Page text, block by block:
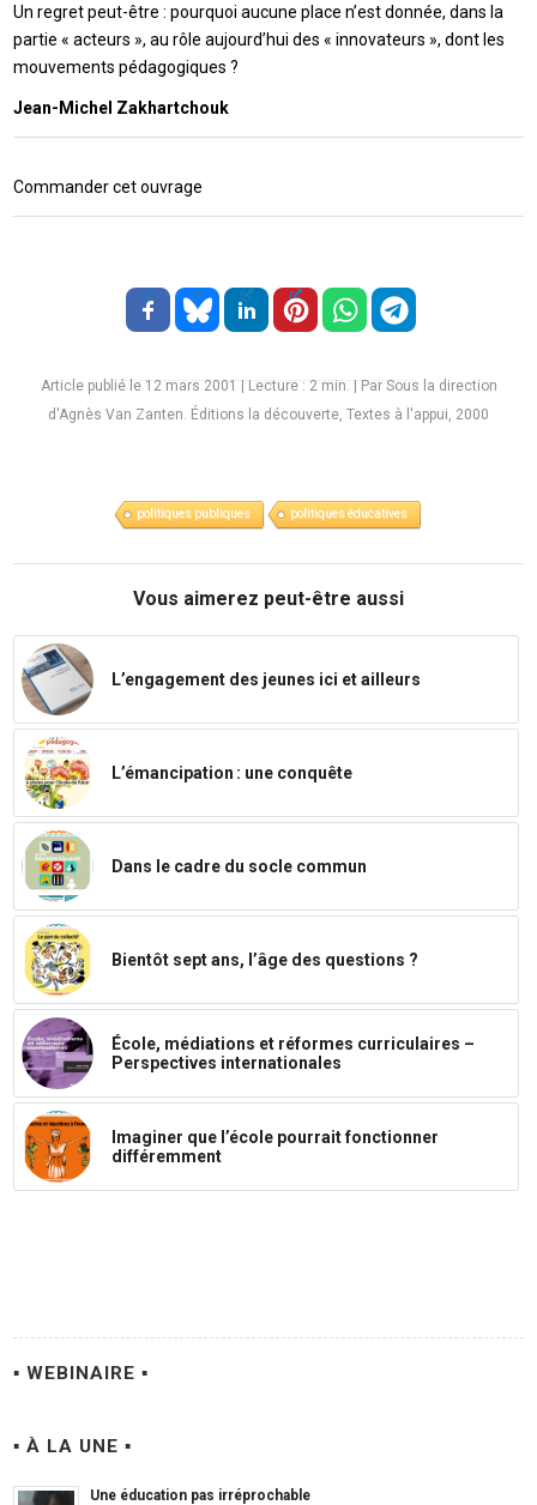
Un regret peut-être : pourquoi aucune place n’est donnée, dans la
partie « acteurs », au rôle aujourd’hui des « innovateurs », dont les
mouvements pédagogiques ?
Jean-Michel Zakhartchouk
Commander cet ouvrage
Article publié le 12 mars 2001|Lecture : 2 min. | Par Sous la direction
d'Agnès Van Zanten. Éditions la découverte, Textes à l'appui, 2000
politiques publiques politiques éducatives
Vous aimerez peut-être aussi
L’engagement des jeunes ici et ailleurs
L’émancipation : une conquête
Dans le cadre du socle commun
Bientôt sept ans, l’âge des questions ?
École, médiations et réformes curriculaires –
Perspectives internationales
Imaginer que l’école pourrait fonctionner
différemment
▪ WEBINAIRE ▪
▪ À LA UNE ▪
Une éducation pas irréprochable